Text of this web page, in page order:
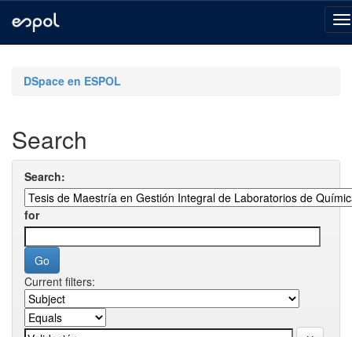
navigationDSpace en ESPOL
Search
Search:
for
Current filters: